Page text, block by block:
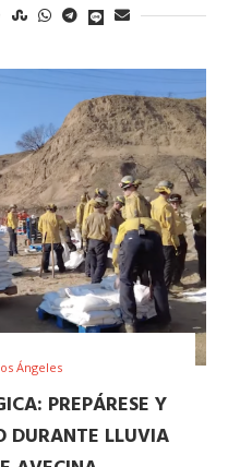
Ángeles
PREPÁRESE Y
DURANTE LLUVIA